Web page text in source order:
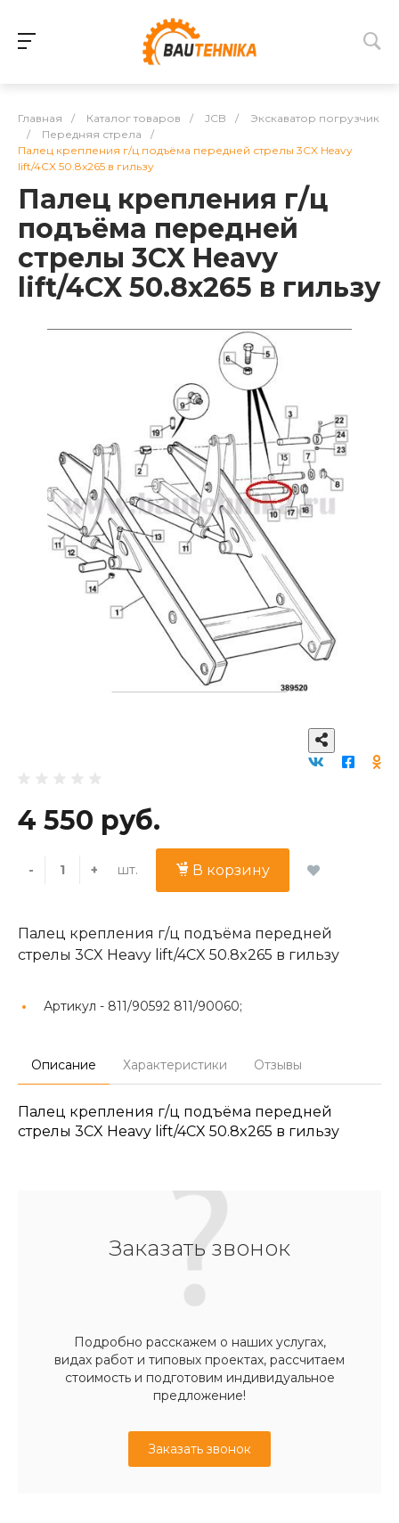
Главная / Каталог товаров / JCB /
Экскаватор погрузчик
/
Передняя стрела
/
Палец крепления г/ц подъёма передней стрелы 3CX Heavy
lift/4CX 50.8x265 в гильзу
Палец крепления г/ц
подъёма передней
стрелы 3CX Heavy
lift/4CX 50.8x265 в гильзу
4 550 руб.
- + шт. В корзину
Палец крепления г/ц подъёма передней
стрелы 3CX Heavy lift/4CX 50.8x265 в гильзу
Артикул - 811/90592 811/90060;
Описание Характеристики Отзывы
Палец крепления г/ц подъёма передней
стрелы 3CX Heavy lift/4CX 50.8x265 в гильзу
Заказать звонок
Подробно расскажем о наших услугах,
видах работ и типовых проектах, рассчитаем
стоимость и подготовим индивидуальное
предложение!
Заказать звонок